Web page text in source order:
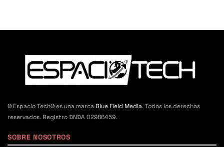
© Espacio Tech© es una marcaBlue Field Media. Todos los derechos
reservados. Registro DNDA 02986459.
SOBRE NOSOTROS